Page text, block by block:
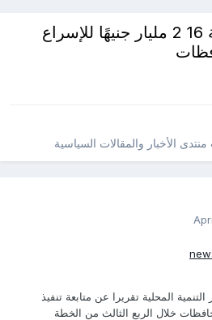
مصر - التنمية المحلية 16 2 مليار جنيهًا للإسراع
منتدى الأخبار والمقالات السياسية
المحلية تقريرا عن متابعة تنفيذ
خلال الربع الثالث من الخطة